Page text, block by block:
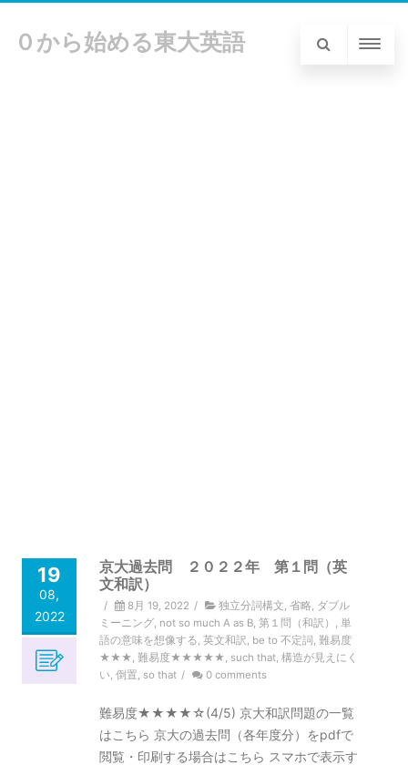
０から始める東大英語
19
08,
2022
京大過去問 ２０２２年 第１問（英
文和訳）
/ 8月 19, 2022 / 独立分詞構文, 省略, ダブル
ミーニング, not so much A as B, 第１問（和訳） , 単
語の意味を想像する, 英文和訳, be to 不定詞 , 難易度
★★★, 難易度★★★★★, such that, 構造が見えにく
い, 倒置, so that / 0 comments
難易度★★★★☆(4/5) 京大和訳問題の一覧
はこちら 京大の過去問（各年度分）をpdfで
閲覧・印刷する場合はこちら スマホで表示す